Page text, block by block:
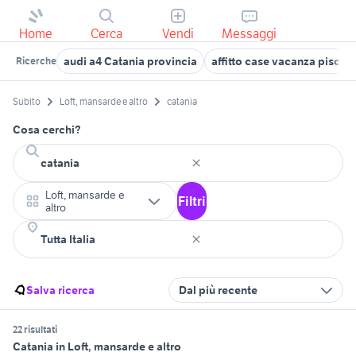
Home Cerca Vendi Messaggi
Ricerche audi a4 Catania provincia affitto case vacanza
Subito Loft, mansarde e altro catania
Cosa cerchi?
Loft, mansarde e
altro
Filtri
Salva ricerca Dal più recente
22 risultati
Catania in Loft, mansarde e altro